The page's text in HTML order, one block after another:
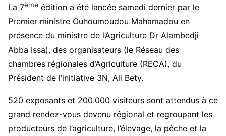
La 7ème édition a été lancée samedi dernier par le
Premier ministre Ouhoumoudou Mahamadou en
présence du ministre de l’Agriculture Dr Alambedji
Abba Issa), des organisateurs (le Réseau des
chambres régionales d’Agriculture (RECA), du
Président de l’initiative 3N, Ali Bety.
520 exposants et 200.000 visiteurs sont attendus à ce
grand rendez-vous devenu régional et regroupant les
producteurs de l’agriculture, l’élevage, la pêche et la